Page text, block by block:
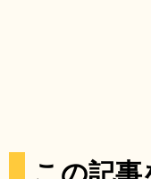
この記